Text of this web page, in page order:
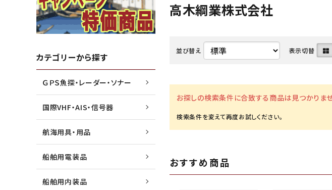
船舶用内装品
水害・災害・環境対策商品 船外機・ディーゼル関連
船検用品・法定備品 ゴムボート・水上バイク・小型船
漁業用資材 マリンカタログ
株式会社工進
ジョイクラフト株式会社 高階救命器具株式会社
トーハツ株式会社 トレルボルグ
本多電子株式会社 未来テクノ株式会社
高木綱業株式会社
並び替え 表示切替
お探しの検索条件に合致する商品は見つかりませ
おすすめ商品
カテゴリーから探す
ＧＰＳ魚探・レーダー・ソナー
国際VHF・AIS・信号器
航海用具・用品
船舶用電装品
船舶用内装品